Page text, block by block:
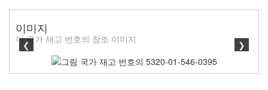
이미지
이 국가 재고 번호의 참조 이미지
❮ ❯